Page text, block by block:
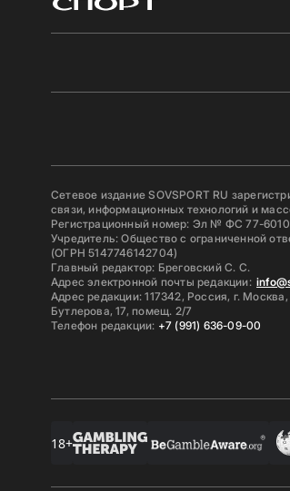
Сетевое издание SOVSPORT RU
связи, информационных технологий и
Регистрационный номер: Эл № ФС 77-
Учредитель: Общество с ограниченной
(ОГРН 5147746142704)
Главный редактор: Бреговский С. С.
Адрес электронной почты редакции:
Адрес редакции: 117342, Россия, г.
Бутлерова, 17, помещ. 2/7
Телефон редакции: +7 (991) 636-09-00
18+